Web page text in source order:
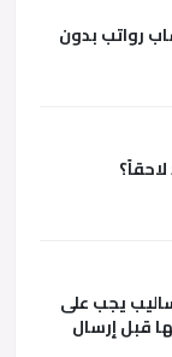
رواتب بدون
يجب على
قبل إرسال